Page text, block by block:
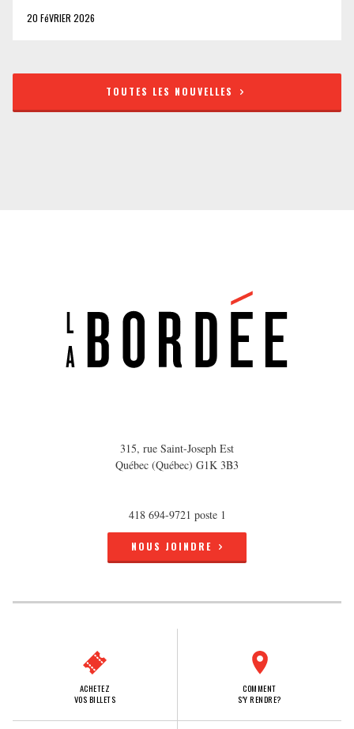
20 FéVRIER 2026
TOUTES LES NOUVELLES
315, rue Saint-Joseph Est
Québec (Québec) G1K 3B3
418 694-9721 poste 1
NOUS JOINDRE
ACHETEZ
VOS BILLETS
COMMENT
S'Y RENDRE?